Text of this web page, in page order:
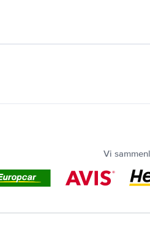
Vi